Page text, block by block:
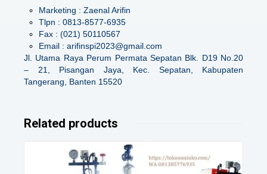
Marketing : Zaenal Arifin
Tlpn : 0813-8577-6935
Fax : (021) 50110567
Email : arifinspi2023@gmail.com
Jl. Utama Raya Perum Permata Sepatan Blk. D19 No.20
– 21, Pisangan Jaya, Kec. Sepatan, Kabupaten
Tangerang, Banten 15520
Related products